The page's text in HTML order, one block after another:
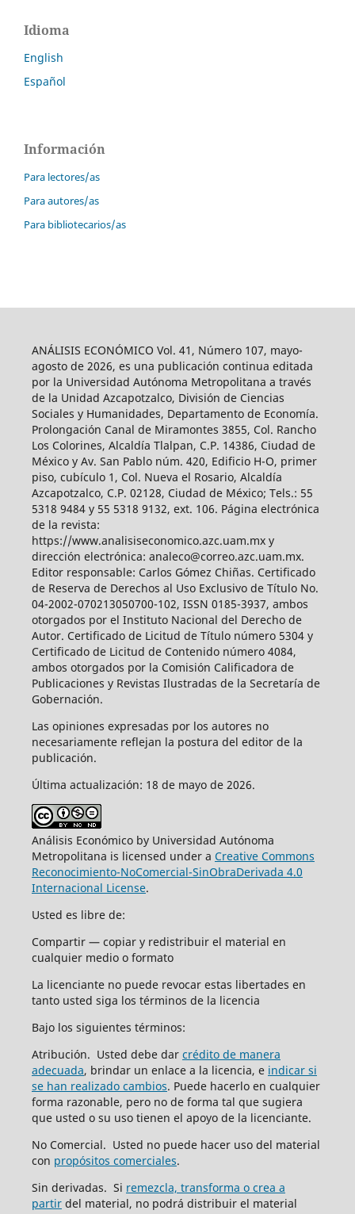
Idioma
English
Español
Información
Para lectores/as
Para autores/as
Para bibliotecarios/as
ANÁLISIS ECONÓMICO Vol. 41, Número 107, mayo-
agosto de 2026, es una publicación continua editada
por la Universidad Autónoma Metropolitana a través
de la Unidad Azcapotzalco, División de Ciencias
Sociales y Humanidades, Departamento de Economía.
Prolongación Canal de Miramontes 3855, Col. Rancho
Los Colorines, Alcaldía Tlalpan, C.P. 14386, Ciudad de
México y Av. San Pablo núm. 420, Edificio H-O, primer
piso, cubículo 1, Col. Nueva el Rosario, Alcaldía
Azcapotzalco, C.P. 02128, Ciudad de México; Tels.: 55
5318 9484 y 55 5318 9132, ext. 106. Página electrónica
de la revista:
https://www.analisiseconomico.azc.uam.mx y
dirección electrónica: analeco@correo.azc.uam.mx.
Editor responsable: Carlos Gómez Chiñas. Certificado
de Reserva de Derechos al Uso Exclusivo de Título No.
04-2002-070213050700-102, ISSN 0185-3937, ambos
otorgados por el Instituto Nacional del Derecho de
Autor. Certificado de Licitud de Título número 5304 y
Certificado de Licitud de Contenido número 4084,
ambos otorgados por la Comisión Calificadora de
Publicaciones y Revistas Ilustradas de la Secretaría de
Gobernación.
Las opiniones expresadas por los autores no
necesariamente reflejan la postura del editor de la
publicación.
Última actualización: 18 de mayo de 2026.
Análisis Económico by Universidad Autónoma
Metropolitana is licensed under a Creative Commons
Reconocimiento-NoComercial-SinObraDerivada 4.0
Internacional License.
Usted es libre de:
Compartir — copiar y redistribuir el material en
cualquier medio o formato
La licenciante no puede revocar estas libertades en
tanto usted siga los términos de la licencia
Bajo los siguientes términos:
Atribución. Usted debe dar crédito de manera
adecuada, brindar un enlace a la licencia, e indicar si
se han realizado cambios. Puede hacerlo en cualquier
forma razonable, pero no de forma tal que sugiera
que usted o su uso tienen el apoyo de la licenciante.
No Comercial. Usted no puede hacer uso del material
con propósitos comerciales.
Sin derivadas. Si remezcla, transforma o crea a
partirdel material, no podrá distribuir el material